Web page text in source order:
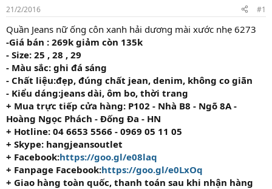
g
21/2/2016 #1
Quần Jeans nữ ống côn xanh hải dương mài xước nhẹ 6273
-Giá bán : 269k giảm còn 135k
- Size: 25 , 28 , 29
- Màu sắc: ghi đá sáng
- Chất liệu:đẹp, đúng chất jean, denim, không co giãn
- Kiểu dáng:jeans dài, ôm bo, thời trang
+ Mua trực tiếp cửa hàng: P102 - Nhà B8 - Ngõ 8A -
Hoàng Ngọc Phách - Đống Đa - HN
+ Hotline: 04 6653 5566 - 0969 05 11 05
+ Skype: hangjeansoutlet
+ Facebook:https://goo.gl/e08laq
+ Fanpage Facebook:https://goo.gl/e0LxOq
+ Giao hàng toàn quốc, thanh toán sau khi nhận hàng